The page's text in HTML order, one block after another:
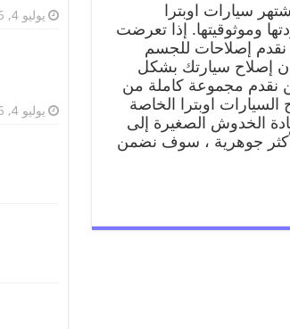
سيارات اوبترا
وموثوقيتها. إذا تعرضت
نقدم إصلاحات للجسم
إصلاح سيارتك بشكل
نقدم مجموعة كاملة من
اوبترا الخاصة
الخدوش الصغيرة إلى
جوهرية ، سوف نضمن
يوليو 4, 2026
يوليو 4, 2026